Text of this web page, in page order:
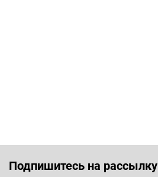
Подпишитесь на рассылку